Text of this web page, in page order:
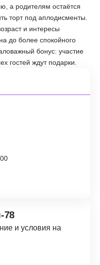
а родителям остаётся
торт под аплодисменты.
и интересы
до более спокойного
бонус: участие
гостей ждут подарки.
78
и условия на